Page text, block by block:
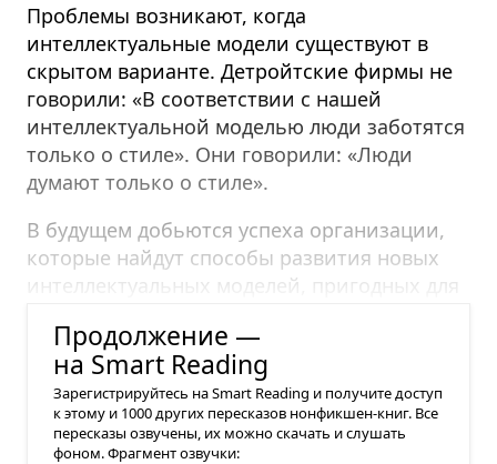
Проблемы возникают, когда
интеллектуальные модели существуют в
скрытом варианте. Детройтские фирмы не
говорили: «В соответствии с нашей
интеллектуальной моделью люди заботятся
только о стиле». Они говорили: «Люди
думают только о стиле».
В будущем добьются успеха организации,
которые найдут способы развития новых
интеллектуальных моделей, пригодных для
Продолжение —
на Smart Reading
Зарегистрируйтесь на Smart Reading и получите доступ
к этому и 1000 других пересказов нонфикшен-книг. Все
пересказы озвучены, их можно скачать и слушать
фоном. Фрагмент озвучки: